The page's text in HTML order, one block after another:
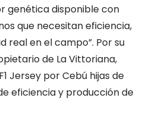
genética disponible con
que necesitan eficiencia,
real en el campo”. Por su
de La Vittoriana,
Jersey por Cebú hijas de
eficiencia y producción de